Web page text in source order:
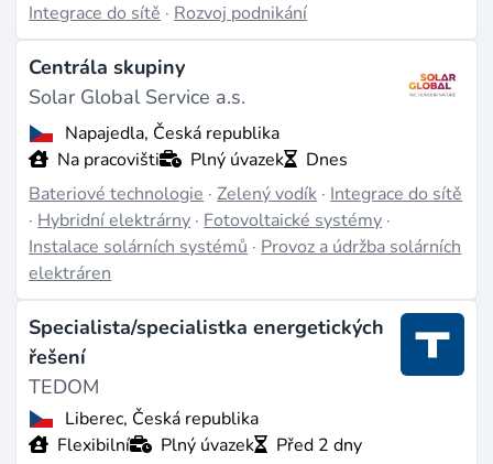
výrobních a projektových center.Verkor
zaměstnavatelům, vedle londýnského
, který
se zaměřuje na flotilová a síťová úložiště. Skeleton
Technologies v Tallinnu a ACCURE Battery
Intelligence v Cáchách reprezentují specializovanější
segment - ultrakapacitory a analytický software pro
baterie. V Česku roste poptávka v návaznosti na
projekty jako 230MWh úložiště ve Chvaleticích a
90MWh v Kladně, které dodá čínský AlphaESS ve
spolupráci s Eltodo.
Grenoble, Londýn a Cáchy jsou hlavní evropská
náborová centra pro bateriové technologie,
následovaná Skellefteå a Stockholmem.
Integrace do sítě·Rozvoj podnikání
Centrála skupiny
Solar Global Service a.s.
Napajedla, Česká republika
Na pracovišti
Plný úvazek
Dnes
Bateriové technologie ·Zelený vodík · Integrace do sítě
· Hybridní elektrárny · Fotovoltaické systémy ·
Instalace solárních systémů · Provoz a údržba solárních
elektráren
Specialista/specialistka energetických
řešení
TEDOM
Liberec, Česká republika
Flexibilní
Plný úvazek
Před 2 dny